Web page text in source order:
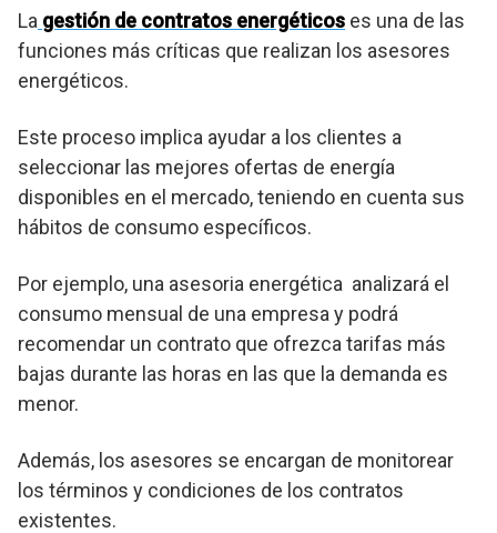
La gestión de contratos energéticos es una de las
funciones más críticas que realizan los asesores
energéticos.
Este proceso implica ayudar a los clientes a
seleccionar las mejores ofertas de energía
disponibles en el mercado, teniendo en cuenta sus
hábitos de consumo específicos.
Por ejemplo, una asesoria energética analizará el
consumo mensual de una empresa y podrá
recomendar un contrato que ofrezca tarifas más
bajas durante las horas en las que la demanda es
menor.
Además, los asesores se encargan de monitorear
los términos y condiciones de los contratos
existentes.